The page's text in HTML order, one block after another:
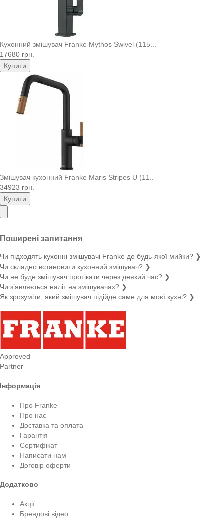
Кухонний змішувач Franke Mythos Swivel (115...
17680 грн.
Купити
Змішувач кухонний Franke Maris Stripes U (11..
34923 грн.
Купити
Поширені запитання
Чи підходять кухонні змішувачі Franke до будь-якої мийки? ❯
Чи складно встановити кухонний змішувач? ❯
Чи не буде змішувач протікати через деякий час? ❯
Чи з’являється наліт на змішувачах? ❯
Як зрозуміти, який змішувач підійде саме для моєї кухні? ❯
Approved
Partner
Інформація
Про Franke
Про нас
Доставка та оплата
Гарантія
Сертифікат
Написати нам
Договір оферти
Додатково
Акції
Брендові відео